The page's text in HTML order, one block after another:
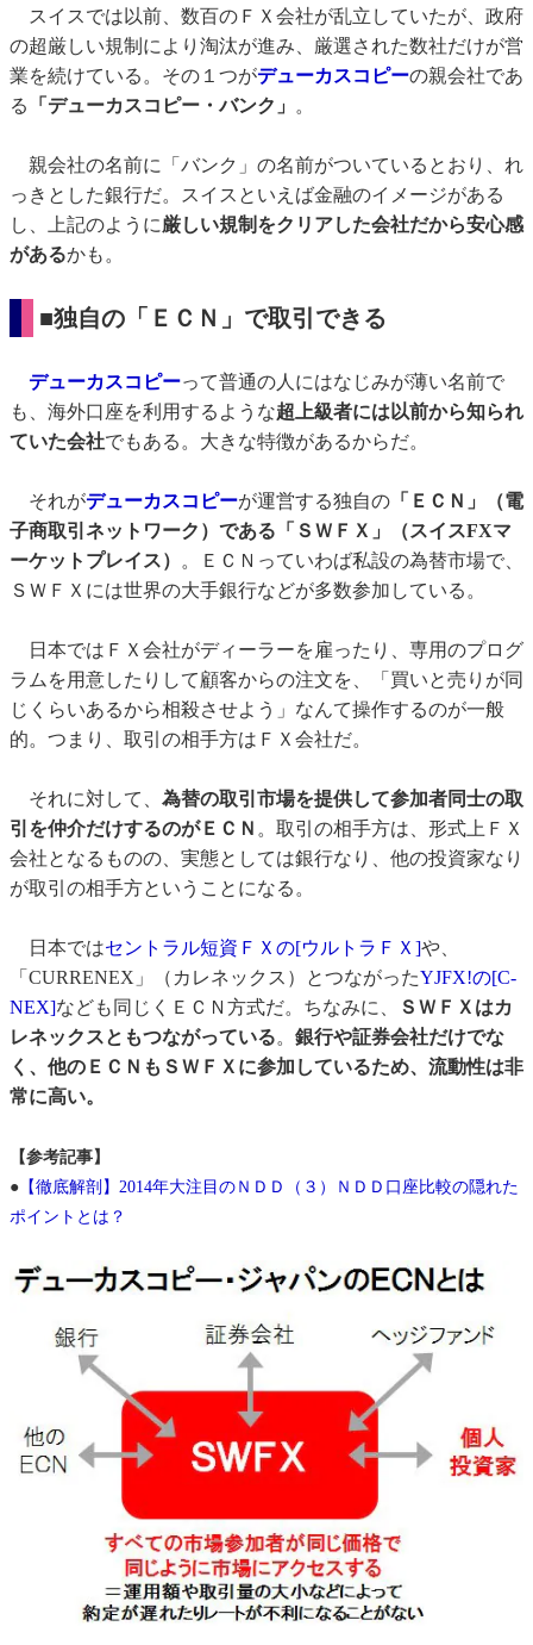
スイスでは以前、数百のＦＸ会社が乱立していたが、政府
の超厳しい規制により淘汰が進み、厳選された数社だけが営
業を続けている。その１つがデューカスコピーの親会社であ
る
「デューカスコピー・バンク」 。
親会社の名前に「バンク」の名前がついているとおり、れ
っきとした銀行だ。スイスといえば金融のイメージがある
し、上記のように厳しい規制をクリアした会社だから安心感
があるかも。
■独自の「ＥＣＮ」で取引できる
デューカスコピーって普通の人にはなじみが薄い名前で
も、海外口座を利用するような超上級者には以前から知られ
ていた会社でもある。大きな特徴があるからだ。
それがデューカスコピーが運営する独自の 「ＥＣＮ」（電
子商取引ネットワーク）である「ＳＷＦＸ」（スイスFXマ
ーケットプレイス）
。ＥＣＮっていわば私設の為替市場で、
ＳＷＦＸには世界の大手銀行などが多数参加している。
日本ではＦＸ会社がディーラーを雇ったり、専用のプログ
ラムを用意したりして顧客からの注文を、「買いと売りが同
じくらいあるから相殺させよう」なんて操作するのが一般
的。つまり、取引の相手方はＦＸ会社だ。
それに対して、 為替の取引市場を提供して参加者同士の取
引を仲介だけするのがＥＣＮ 。取引の相手方は、形式上ＦＸ
会社となるものの、実態としては銀行なり、他の投資家なり
が取引の相手方ということになる。
日本ではセントラル短資ＦＸの[ウルトラＦＸ]や、
「CURRENEX」（カレネックス）とつながったYJFX!の[C-
NEX]なども同じくＥＣＮ方式だ。ちなみに、
ＳＷＦＸはカ
レネックスともつながっている。 銀行や証券会社だけでな
く、他のＥＣＮもＳＷＦＸに参加しているため、流動性は非
常に高い。
【参考記事】
● 【徹底解剖】2014年大注目のＮＤＤ（３）ＮＤＤ口座比較の隠れた
ポイントとは？